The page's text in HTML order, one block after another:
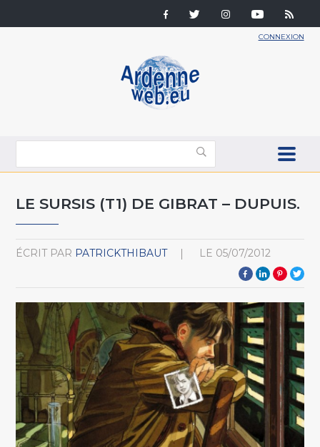
CONNEXION
LE SURSIS (T1) DE GIBRAT – DUPUIS.
ÉCRIT PAR PATRICKTHIBAUT LE 05/07/2012